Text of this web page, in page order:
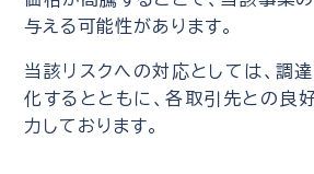
与える可能性があります。
当該リスクへの対応としては、調
化するとともに、各取引先との良
力しております。